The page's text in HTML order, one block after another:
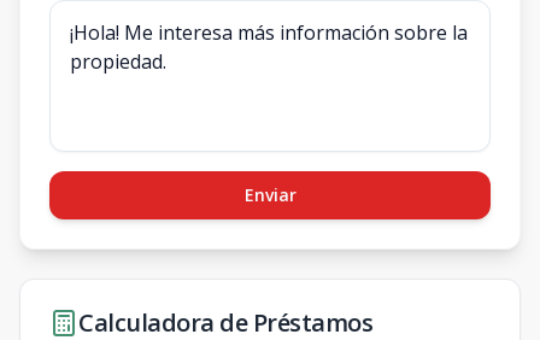
Enviar
Calculadora de Préstamos